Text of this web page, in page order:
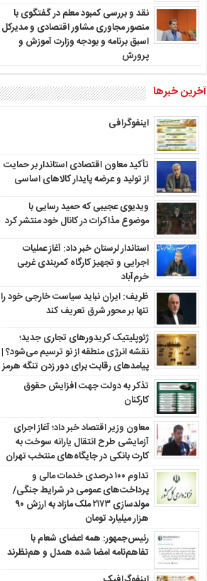
نقد و بررسی کمبود معلم در گفتگوی با
منصور مجاوری مشاور اقتصادی و مدیرکل
اسبق برنامه و بودجه وزارت آموزش و
پرورش
آخرین خبرها
اینفوگرافی
تأکید معاون اقتصادی استاندار بر حمایت
از تولید و عرضه پایدار کالاهای اساسی
ویدیوی عجیبی که حمید رسایی با
موضوع مذاکرات در کانال خود منتشر کرد
استاندار لرستان خبر داد: آغاز عملیات
اجرایی و تجهیز کارگاه کمربندی غربی
خرم‌آباد
ظریف: ایران نباید سیاست خارجی خود را
تنها بر محور شرق تعریف کند
ژئوپلیتیک کریدورهای تجاری جدید؛
نقشه انرژی منطقه‌ از نو ترسیم می‌شود؟ |
پیامدهای رقابت برای دور زدن تنگه هرمز
تذکر به دولت جهت افزایش حقوق
کارکنان ‌
معاون وزیر اقتصاد خبر داد؛ آغاز اجرای
آزمایشی طرح انتقال یارانه سوخت به
کارت بانکی در جایگاه‌های منتخب تهران
تداوم ۱۰۰ درصدی خدمات مالی و
پرداخت‌های عمومی در شرایط جنگی/
مولدسازی ۲۱۷۳ ملک مازاد به ارزش ۹۰
هزار میلیارد تومان
رئیس‌جمهور: همه اعضای شعام با
تفاهم‌نامه امضا شده همدل و هم‌نظرند